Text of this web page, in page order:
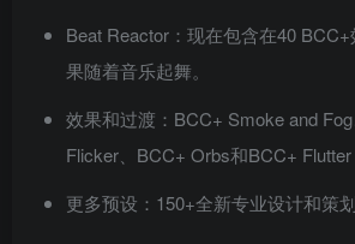
Beat Reactor：现在包含在40
果随着音乐起舞。
效果和过渡：BCC+ Smoke and
Flicker、BCC+ Orbs和BCC+ Flutter
更多预设：150+全新专业设计和策划